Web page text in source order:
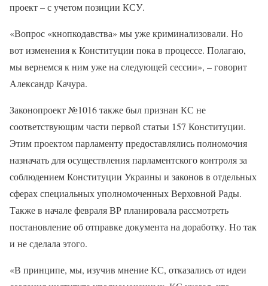
проект – с учетом позиции КСУ.
«Вопрос «кнопкодавства» мы уже криминализовали. Но
вот изменения к Конституции пока в процессе. Полагаю,
мы вернемся к ним уже на следующей сессии», – говорит
Александр Качура.
Законопроект №1016 также был признан КС не
соответствующим части первой статьи 157 Конституции.
Этим проектом парламенту предоставлялись полномочия
назначать для осуществления парламентского контроля за
соблюдением Конституции Украины и законов в отдельных
сферах специальных уполномоченных Верховной Рады.
Также в начале февраля ВР планировала рассмотреть
постановление об отправке документа на доработку. Но так
и не сделала этого.
«В принципе, мы, изучив мнение КС, отказались от идеи